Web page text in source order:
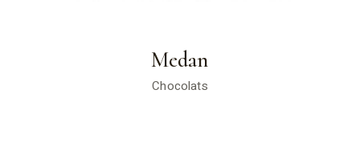
Medan
Chocolats